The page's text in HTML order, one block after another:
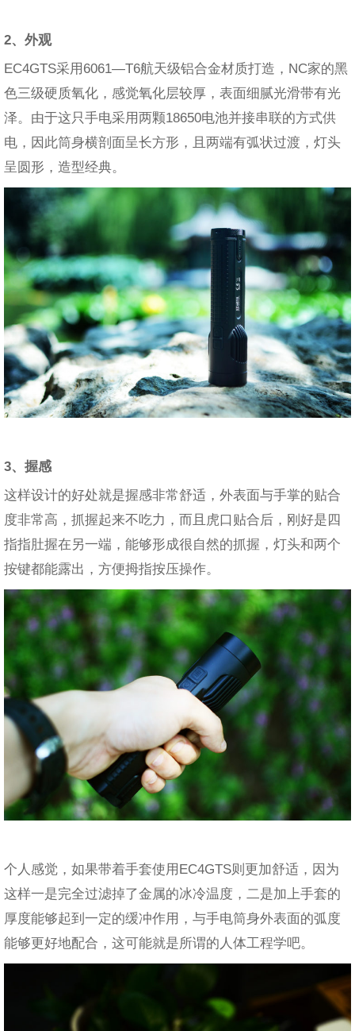
2、外观
EC4GTS采用6061—T6航天级铝合金材质打造，NC家的黑
色三级硬质氧化，感觉氧化层较厚，表面细腻光滑带有光
泽。由于这只手电采用两颗18650电池并接串联的方式供
电，因此筒身横剖面呈长方形，且两端有弧状过渡，灯头
呈圆形，造型经典。
3、握感
这样设计的好处就是握感非常舒适，外表面与手掌的贴合
度非常高，抓握起来不吃力，而且虎口贴合后，刚好是四
指指肚握在另一端，能够形成很自然的抓握，灯头和两个
按键都能露出，方便拇指按压操作。
个人感觉，如果带着手套使用EC4GTS则更加舒适，因为
这样一是完全过滤掉了金属的冰冷温度，二是加上手套的
厚度能够起到一定的缓冲作用，与手电筒身外表面的弧度
能够更好地配合，这可能就是所谓的人体工程学吧。